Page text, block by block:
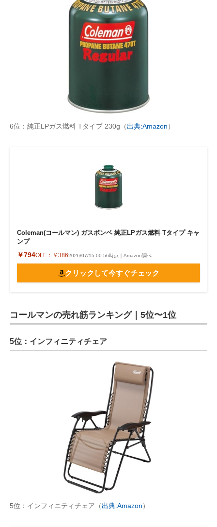
6位：純正LPガス燃料 Tタイプ 230g（出典:Amazon）
Coleman(コールマン) ガスボンベ 純正LPガス燃料 Tタイプ キャ
ンプ
￥794OFF： ￥3862026/07/15 00:56時点｜Amazon調べ
クリックして今すぐチェック
コールマンの売れ筋ランキング｜5位〜1位
5位：インフィニティチェア
5位：インフィニティチェア（出典:Amazon）